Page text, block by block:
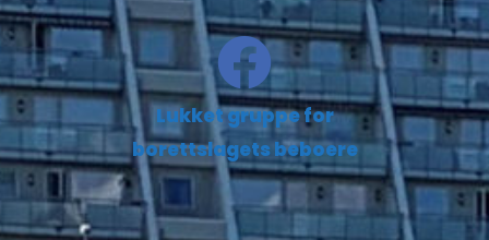
Lukket gruppe for
borettslagets beboere